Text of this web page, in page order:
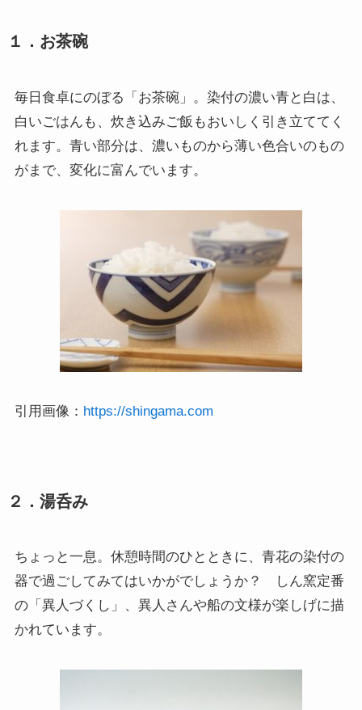
１．お茶碗
毎日食卓にのぼる「お茶碗」。染付の濃い青と白は、
白いごはんも、炊き込みご飯もおいしく引き立ててく
れます。青い部分は、濃いものから薄い色合いのもの
がまで、変化に富んでいます。
引用画像： https://shingama.com
２．湯呑み
ちょっと一息。休憩時間のひとときに、青花の染付の
器で過ごしてみてはいかがでしょうか？ しん窯定番
の「異人づくし」、異人さんや船の文様が楽しげに描
かれています。